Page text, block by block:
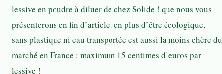
lessive en poudre à diluer de chez Solide ! que nous vous
présenterons en fin d’article, en plus d’être écologique,
sans plastique ni eau transportée est aussi la moins chère du
marché en France : maximum 15 centimes d’euros par
lessive !